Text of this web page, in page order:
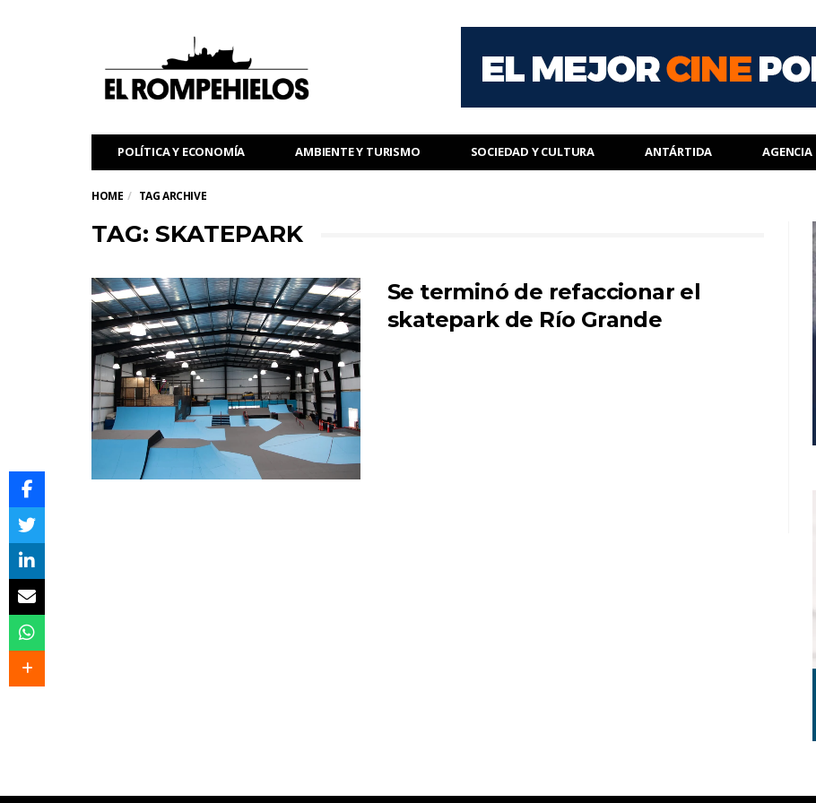
POLÍTICA Y ECONOMÍA AMBIENTE Y TURISMO SOCIEDAD Y CULTURA ANTÁRTIDA AGENCIA
HOME TAG ARCHIVE
TAG: SKATEPARK
Se terminó de refaccionar el
skatepark de Río Grande